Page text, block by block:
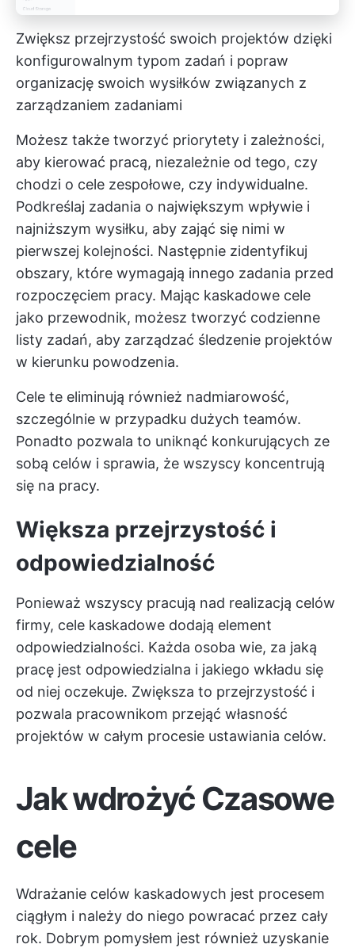
Zwiększ przejrzystość swoich projektów dzięki
konfigurowalnym typom zadań i popraw
organizację swoich wysiłków związanych z
zarządzaniem zadaniami
Możesz także tworzyć priorytety i zależności,
aby kierować pracą, niezależnie od tego, czy
chodzi o cele zespołowe, czy indywidualne.
Podkreślaj zadania o największym wpływie i
najniższym wysiłku, aby zająć się nimi w
pierwszej kolejności. Następnie zidentyfikuj
obszary, które wymagają innego zadania przed
rozpoczęciem pracy. Mając kaskadowe cele
jako przewodnik, możesz tworzyć codzienne
listy zadań, aby zarządzać śledzenie projektów
w kierunku powodzenia.
Cele te eliminują również nadmiarowość,
szczególnie w przypadku dużych teamów.
Ponadto pozwala to uniknąć konkurujących ze
sobą celów i sprawia, że wszyscy koncentrują
się na pracy.
Większa przejrzystość i
odpowiedzialność
Ponieważ wszyscy pracują nad realizacją celów
firmy, cele kaskadowe dodają element
odpowiedzialności. Każda osoba wie, za jaką
pracę jest odpowiedzialna i jakiego wkładu się
od niej oczekuje. Zwiększa to przejrzystość i
pozwala pracownikom przejąć własność
projektów w całym procesie ustawiania celów.
Jak wdrożyć Czasowe
cele
Wdrażanie celów kaskadowych jest procesem
ciągłym i należy do niego powracać przez cały
rok. Dobrym pomysłem jest również uzyskanie